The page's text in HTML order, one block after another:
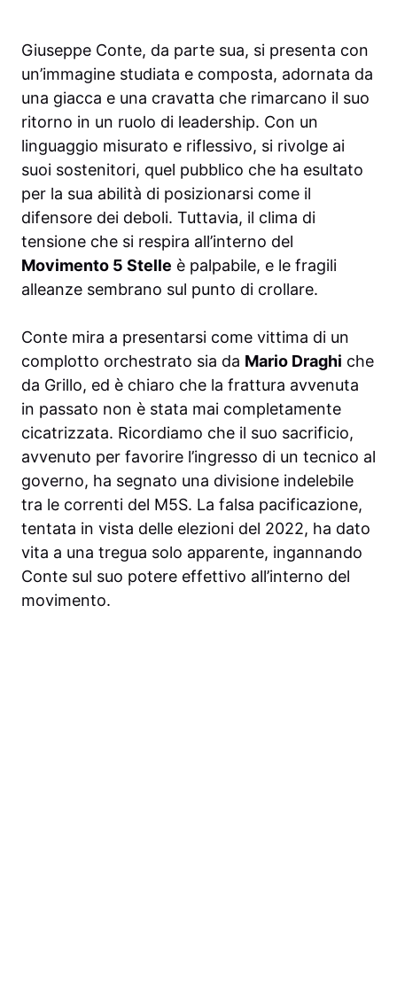
Giuseppe Conte, da parte sua, si presenta con
un’immagine studiata e composta, adornata da
una giacca e una cravatta che rimarcano il suo
ritorno in un ruolo di leadership. Con un
linguaggio misurato e riflessivo, si rivolge ai
suoi sostenitori, quel pubblico che ha esultato
per la sua abilità di posizionarsi come il
difensore dei deboli. Tuttavia, il clima di
tensione che si respira all’interno del
Movimento 5 Stelle è palpabile, e le fragili
alleanze sembrano sul punto di crollare.
Conte mira a presentarsi come vittima di un
complotto orchestrato sia da Mario Draghi che
da Grillo, ed è chiaro che la frattura avvenuta
in passato non è stata mai completamente
cicatrizzata. Ricordiamo che il suo sacrificio,
avvenuto per favorire l’ingresso di un tecnico al
governo, ha segnato una divisione indelebile
tra le correnti del M5S. La falsa pacificazione,
tentata in vista delle elezioni del 2022, ha dato
vita a una tregua solo apparente, ingannando
Conte sul suo potere effettivo all’interno del
movimento.